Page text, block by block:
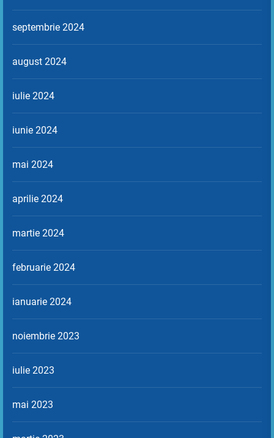
septembrie 2024
august 2024
iulie 2024
iunie 2024
mai 2024
aprilie 2024
martie 2024
februarie 2024
ianuarie 2024
noiembrie 2023
iulie 2023
mai 2023